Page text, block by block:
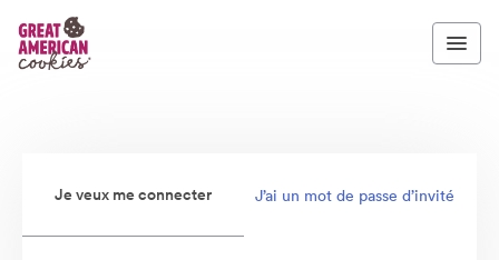
Je veux me connecter J’ai un mot de passe d’invité